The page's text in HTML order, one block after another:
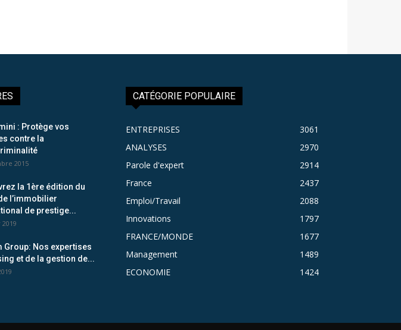
: Protège vos
contre la
2015
la 1ère édition du
l’immobilier
de prestige...
Group: Nos expertises
et de la gestion de...
CATÉGORIE POPULAIRE
ENTREPRISES
3061
ANALYSES
2970
Parole d'expert
2914
France
2437
Emploi/Travail
2088
Innovations
1797
FRANCE/MONDE
1677
Management
1489
ECONOMIE
1424